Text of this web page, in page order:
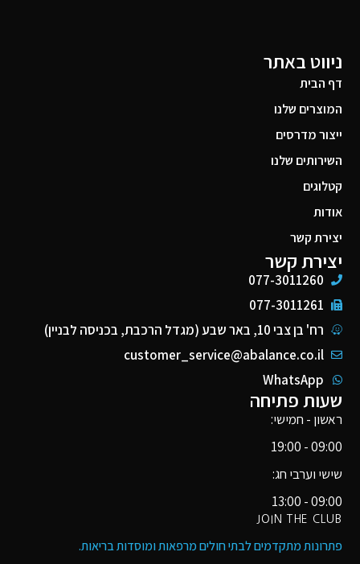
ניווט באתר
דף הבית
המוצרים שלנו
ייצור מדרסים
השירותים שלנו
קטלוגים
אודות
יצירת קשר
יצירת קשר
077-3011260
077-3011261
רח' בן צבי 10, באר שבע (מגדל הרכבת, בכניסה לבניין)
customer_service@abalance.co.il
WhatsApp
שעות פתיחה
ראשון - חמישי:
09:00 - 19:00
שישי וערבי חג:
09:00 - 13:00
JOIN THE CLUB
פתרונות מתקדמים לבתי חולים מרפאות ומוסדות בריאות​.